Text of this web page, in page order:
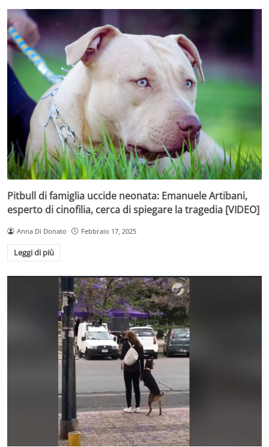
Pitbull di famiglia uccide neonata: Emanuele Artibani,
esperto di cinofilia, cerca di spiegare la tragedia [VIDEO]
Anna Di Donato Febbraio 17, 2025
Leggi di più